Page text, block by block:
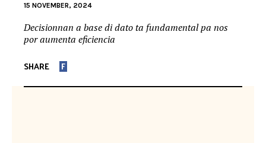
15 NOVEMBER, 2024
Decisionnan a base di dato ta fundamental pa nos
por aumenta eficiencia
SHARE F